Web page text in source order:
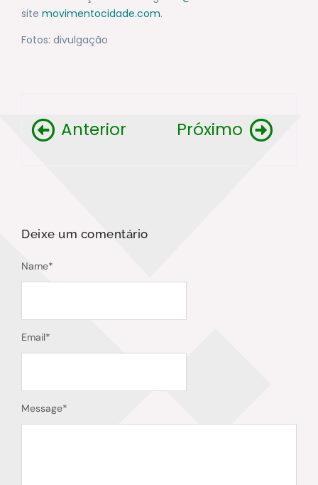
site movimentocidade.com.
Fotos: divulgação
Anterior Próximo
Deixe um comentário
Message*
Name*
Email*